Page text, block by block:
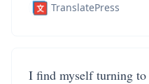
TranslatePress
I find myself turning